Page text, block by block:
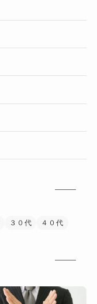
３０代 ４０代